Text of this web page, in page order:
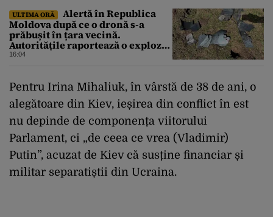
ULTIMA ORĂ
Alertă în Republica
Moldova după ce o dronă s-a
prăbușit în țara vecină.
Autoritățile raportează o explozie
urmată de incendiu
16:04
Pentru Irina Mihaliuk, în vârstă de 38 de ani, o
alegătoare din Kiev, ieșirea din conflict în est
nu depinde de componența viitorului
Parlament, ci „de ceea ce vrea (Vladimir)
Putin”, acuzat de Kiev că susține financiar și
militar separatiștii din Ucraina.